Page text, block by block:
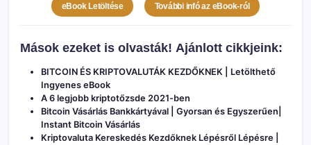
eBook Letöltése További infó az eBook-ról
Mások ezeket is olvasták! Ajánlott cikkjeink:
BITCOIN ÉS KRIPTOVALUTÁK KEZDŐKNEK | Letölthető
Ingyenes eBook
A 6 legjobb kriptotőzsde 2021-ben
Bitcoin Vásárlás Bankkártyával | Gyorsan és Egyszerűen|
Instant Bitcoin Vásárlás
Kriptovaluta Kereskedés Kezdőknek Lépésről Lépésre |